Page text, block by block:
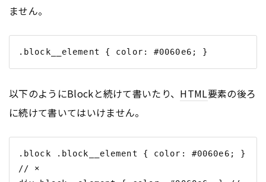
ません。
以下のようにBlockと続けて書いたり、 HTML要素の後ろ
に続けて書いてはいけません。
.block .block__element { color: #0060e6; }
// ×